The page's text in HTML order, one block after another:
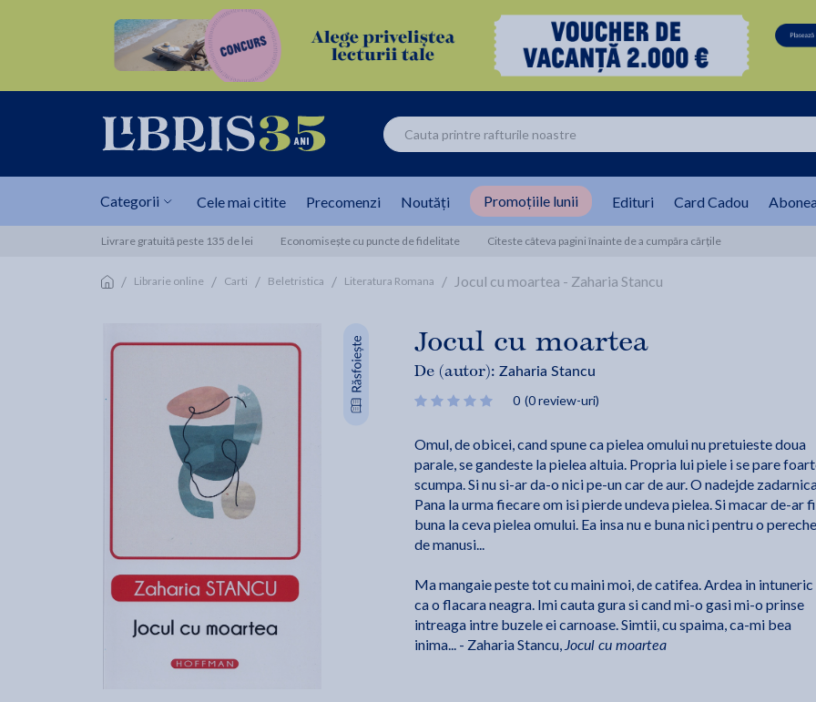
Categorii Cele mai citite Precomenzi Noutăți Promoțiile lunii Edituri Card Cadou
Livrare gratuită peste 135 de lei Economisește cu puncte de fidelitate Citeste câteva pagini înainte de a cumpăra cărțile
/ Librarie online / Carti / Beletristica / Literatura Romana / Jocul cu moartea - Zaharia Stancu
Jocul cu moartea
De (autor): Zaharia Stancu
0 (0 review-uri)
Omul, de obicei, cand spune ca pielea omului nu pretuieste doua
parale, se gandeste la pielea altuia. Propria lui piele i se pare
scumpa. Si nu si-ar da-o nici pe-un car de aur. O nadejde
Pana la urma fiecare om isi pierde undeva pielea. Si macar de-ar fi
buna la ceva pielea omului. Ea insa nu e buna nici pentru o pereche
de manusi...
Ma mangaie peste tot cu maini moi, de catifea. Ardea in intuneric
ca o flacara neagra. Imi cauta gura si cand mi-o gasi mi-o prinse
intreaga intre buzele ei carnoase. Simtii, cu spaima, ca-mi bea
inima... - Zaharia Stancu, Jocul cu moartea